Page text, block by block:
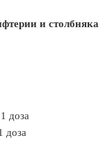
и столбняка
доза
доза